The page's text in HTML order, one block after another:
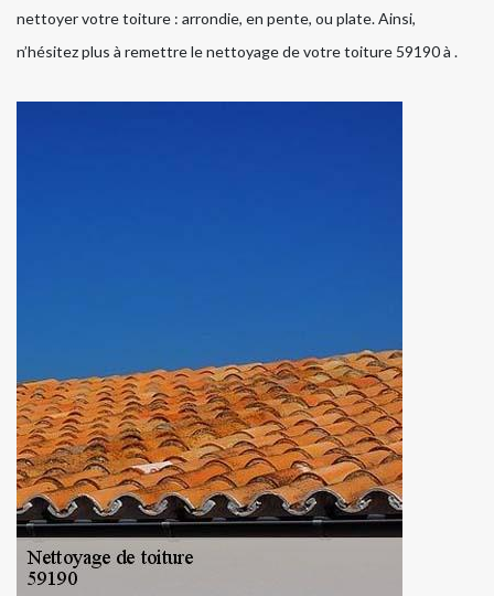
nettoyer votre toiture : arrondie, en pente, ou plate. Ainsi,
n’hésitez plus à remettre le nettoyage de votre toiture 59190 à .